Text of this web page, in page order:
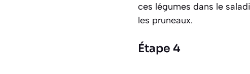
ces légumes dans le
les pruneaux.
Étape 4